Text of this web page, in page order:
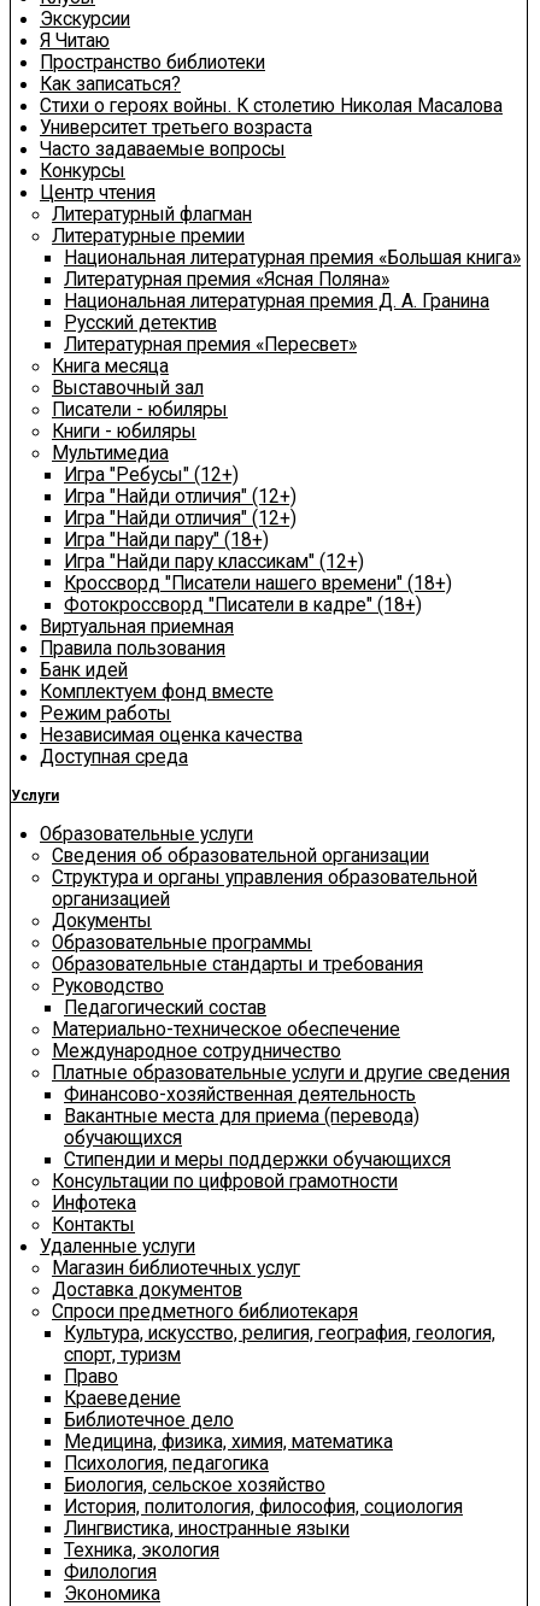
Экскурсии
Я Читаю
Пространство библиотеки
Как записаться?
Стихи о героях войны. К столетию Николая Масалова
Университет третьего возраста
Часто задаваемые вопросы
Конкурсы
Центр чтения
Литературный флагман
Литературные премии
Национальная литературная премия «Большая книга»
Литературная премия «Ясная Поляна»
Национальная литературная премия Д. А. Гранина
Русский детектив
Литературная премия «Пересвет»
Книга месяца
Выставочный зал
Писатели - юбиляры
Книги - юбиляры
Мультимедиа
Игра "Ребусы" (12+)
Игра "Найди отличия" (12+)
Игра "Найди отличия" (12+)
Игра "Найди пару" (18+)
Игра "Найди пару классикам" (12+)
Кроссворд "Писатели нашего времени" (18+)
Фотокроссворд "Писатели в кадре" (18+)
Виртуальная приемная
Правила пользования
Банк идей
Комплектуем фонд вместе
Режим работы
Независимая оценка качества
Доступная среда
Услуги
Образовательные услуги
Сведения об образовательной организации
Структура и органы управления образовательной
организацией
Документы
Образовательные программы
Образовательные стандарты и требования
Руководство
Педагогический состав
Материально-техническое обеспечение
Международное сотрудничество
Платные образовательные услуги и другие сведения
Финансово-хозяйственная деятельность
Вакантные места для приема (перевода)
обучающихся
Стипендии и меры поддержки обучающихся
Консультации по цифровой грамотности
Инфотека
Контакты
Удаленные услуги
Магазин библиотечных услуг
Доставка документов
Спроси предметного библиотекаря
Культура, искусство, религия, география, геология,
спорт, туризм
Право
Краеведение
Библиотечное дело
Медицина, физика, химия, математика
Психология, педагогика
Биология, сельское хозяйство
История, политология, философия, социология
Лингвистика, иностранные языки
Техника, экология
Филология
Экономика